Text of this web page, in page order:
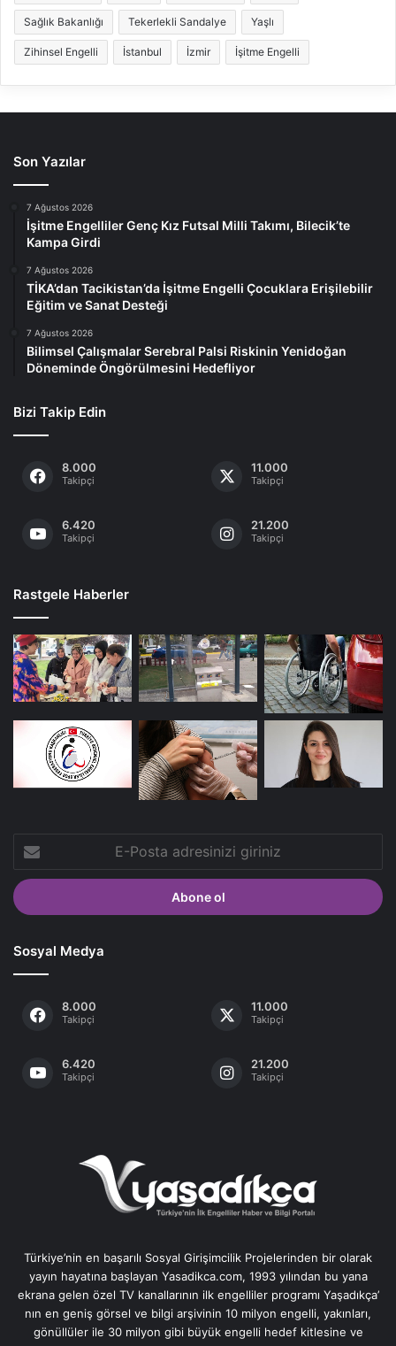
Sağlık Bakanlığı Tekerlekli Sandalye Yaşlı
Zihinsel Engelli İstanbul İzmir İşitme Engelli
Son Yazılar
7 Ağustos 2026
İşitme Engelliler Genç Kız Futsal Milli Takımı, Bilecik’te
Kampa Girdi
7 Ağustos 2026
TİKA’dan Tacikistan’da İşitme Engelli Çocuklara Erişilebilir
Eğitim ve Sanat Desteği
7 Ağustos 2026
Bilimsel Çalışmalar Serebral Palsi Riskinin Yenidoğan
Döneminde Öngörülmesini Hedefliyor
Bizi Takip Edin
8.000
Takipçi
11.000
Takipçi
6.420
Takipçi
21.200
Takipçi
Rastgele Haberler
Posta
adresinizi
giriniz
Sosyal Medya
8.000
Takipçi
11.000
Takipçi
6.420
Takipçi
21.200
Takipçi
Türkiye’nin en başarılı Sosyal Girişimcilik Projelerinden bir olarak
yayın hayatına başlayan Yasadikca.com, 1993 yılından bu yana
ekrana gelen özel TV kanallarının ilk engelliler programı Yaşadıkça’
nın en geniş görsel ve bilgi arşivinin 10 milyon engelli, yakınları,
gönüllüler ile 30 milyon gibi büyük engelli hedef kitlesine ve